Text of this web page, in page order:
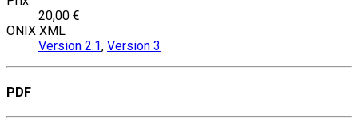
20,00 €
ONIX XML
Version 2.1, Version 3
PDF